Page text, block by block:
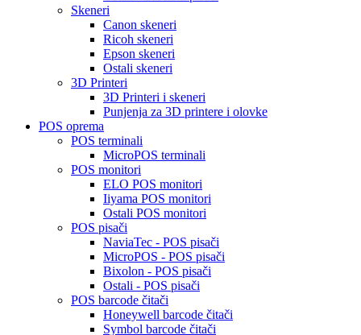
Skeneri
Canon skeneri
Ricoh skeneri
Epson skeneri
Ostali skeneri
3D Printeri
3D Printeri i skeneri
Punjenja za 3D printere i olovke
POS oprema
POS terminali
MicroPOS terminali
POS monitori
ELO POS monitori
Iiyama POS monitori
Ostali POS monitori
POS pisači
NaviaTec - POS pisači
MicroPOS - POS pisači
Bixolon - POS pisači
Ostali - POS pisači
POS barcode čitači
Honeywell barcode čitači
Symbol barcode čitači